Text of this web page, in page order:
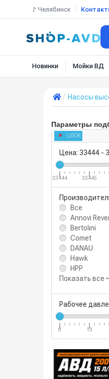
🚩Челябинск
Новинки Мойки ВД
Насосы
Параметры
UDOR
Цена: 33444 -
33444 33445
Все
Annovi
Bertolini
Comet
DANAU
Hawk
HPP
Показать все
Рабочее
0 13